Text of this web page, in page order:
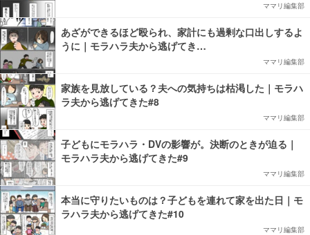
ママリ編集部
あざができるほど殴られ、家計にも過剰な口出しするよ
うに｜モラハラ夫から逃げてき…
ママリ編集部
家族を見放している？夫への気持ちは枯渇した｜モラハ
ラ夫から逃げてきた#8
ママリ編集部
子どもにモラハラ・DVの影響が。決断のときが迫る｜
モラハラ夫から逃げてきた#9
ママリ編集部
本当に守りたいものは？子どもを連れて家を出た日｜モ
ラハラ夫から逃げてきた#10
ママリ編集部